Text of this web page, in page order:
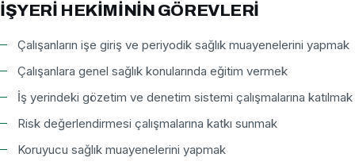
İŞYERI HEKIMININ GÖREVLERI
Çalışanların işe giriş ve periyodik sağlık muayenelerini yapmak
Çalışanlara genel sağlık konularında eğitim vermek
İş yerindeki gözetim ve denetim sistemi çalışmalarına katılmak
Risk değerlendirmesi çalışmalarına katkı sunmak
Koruyucu sağlık muayenelerini yapmak